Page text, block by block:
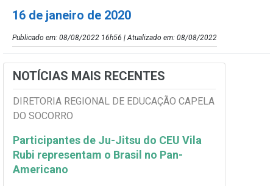
16 de janeiro de 2020
Publicado em: 08/08/2022 16h56 | Atualizado em: 08/08/2022
NOTÍCIAS MAIS RECENTES
DIRETORIA REGIONAL DE EDUCAÇÃO CAPELA
DO SOCORRO
Participantes de Ju-Jitsu do CEU Vila
Rubi representam o Brasil no Pan-
Americano